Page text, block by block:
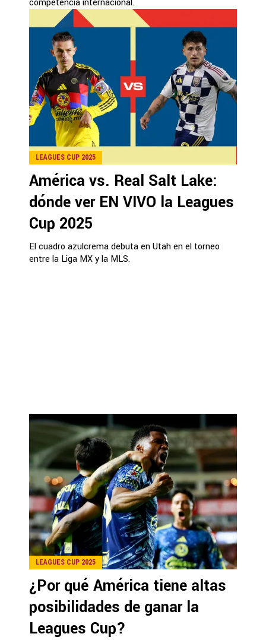
LEAGUES CUP 2025
América vs. Real Salt Lake:
dónde ver EN VIVO la Leagues
Cup 2025
El cuadro azulcrema debuta en Utah en el torneo
entre la Liga MX y la MLS.
LEAGUES CUP 2025
¿Por qué América tiene altas
posibilidades de ganar la
Leagues Cup?